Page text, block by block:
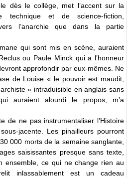
dès le collège, met l’accent sur la
technique et de science-fiction,
l’anarchie que dans la partie
qui sont mis en scène, auraient
ou Paule Minck qui a l’honneur
approfondir par eux-mêmes. Ne
de Louise « le pouvoir est maudit,
» intraduisible en anglais sans
auraient alourdi le propos, m’a
de ne pas instrumentaliser l’Histoire
jacente. Les pinailleurs pourront
000 morts de la semaine sanglante,
saisissantes presque sans texte,
ensemble, ce qui ne change rien au
inlassablement est un cadeau